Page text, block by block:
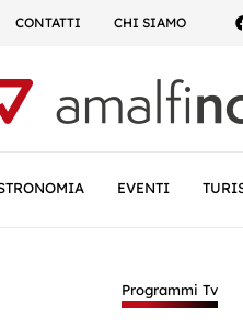
CONTATTI CHI SIAMO
EVENTI
Programmi Tv